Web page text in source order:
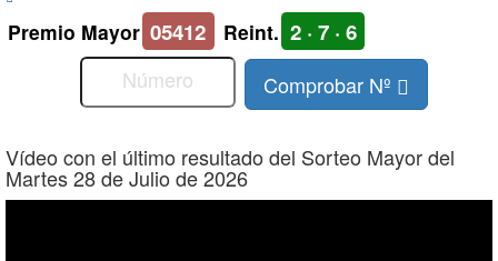
Premio Mayor 05412 Reint. 2 · 7 · 6
Comprobar Nº
Vídeo con el último resultado del Sorteo Mayor del
Martes 28 de Julio de 2026